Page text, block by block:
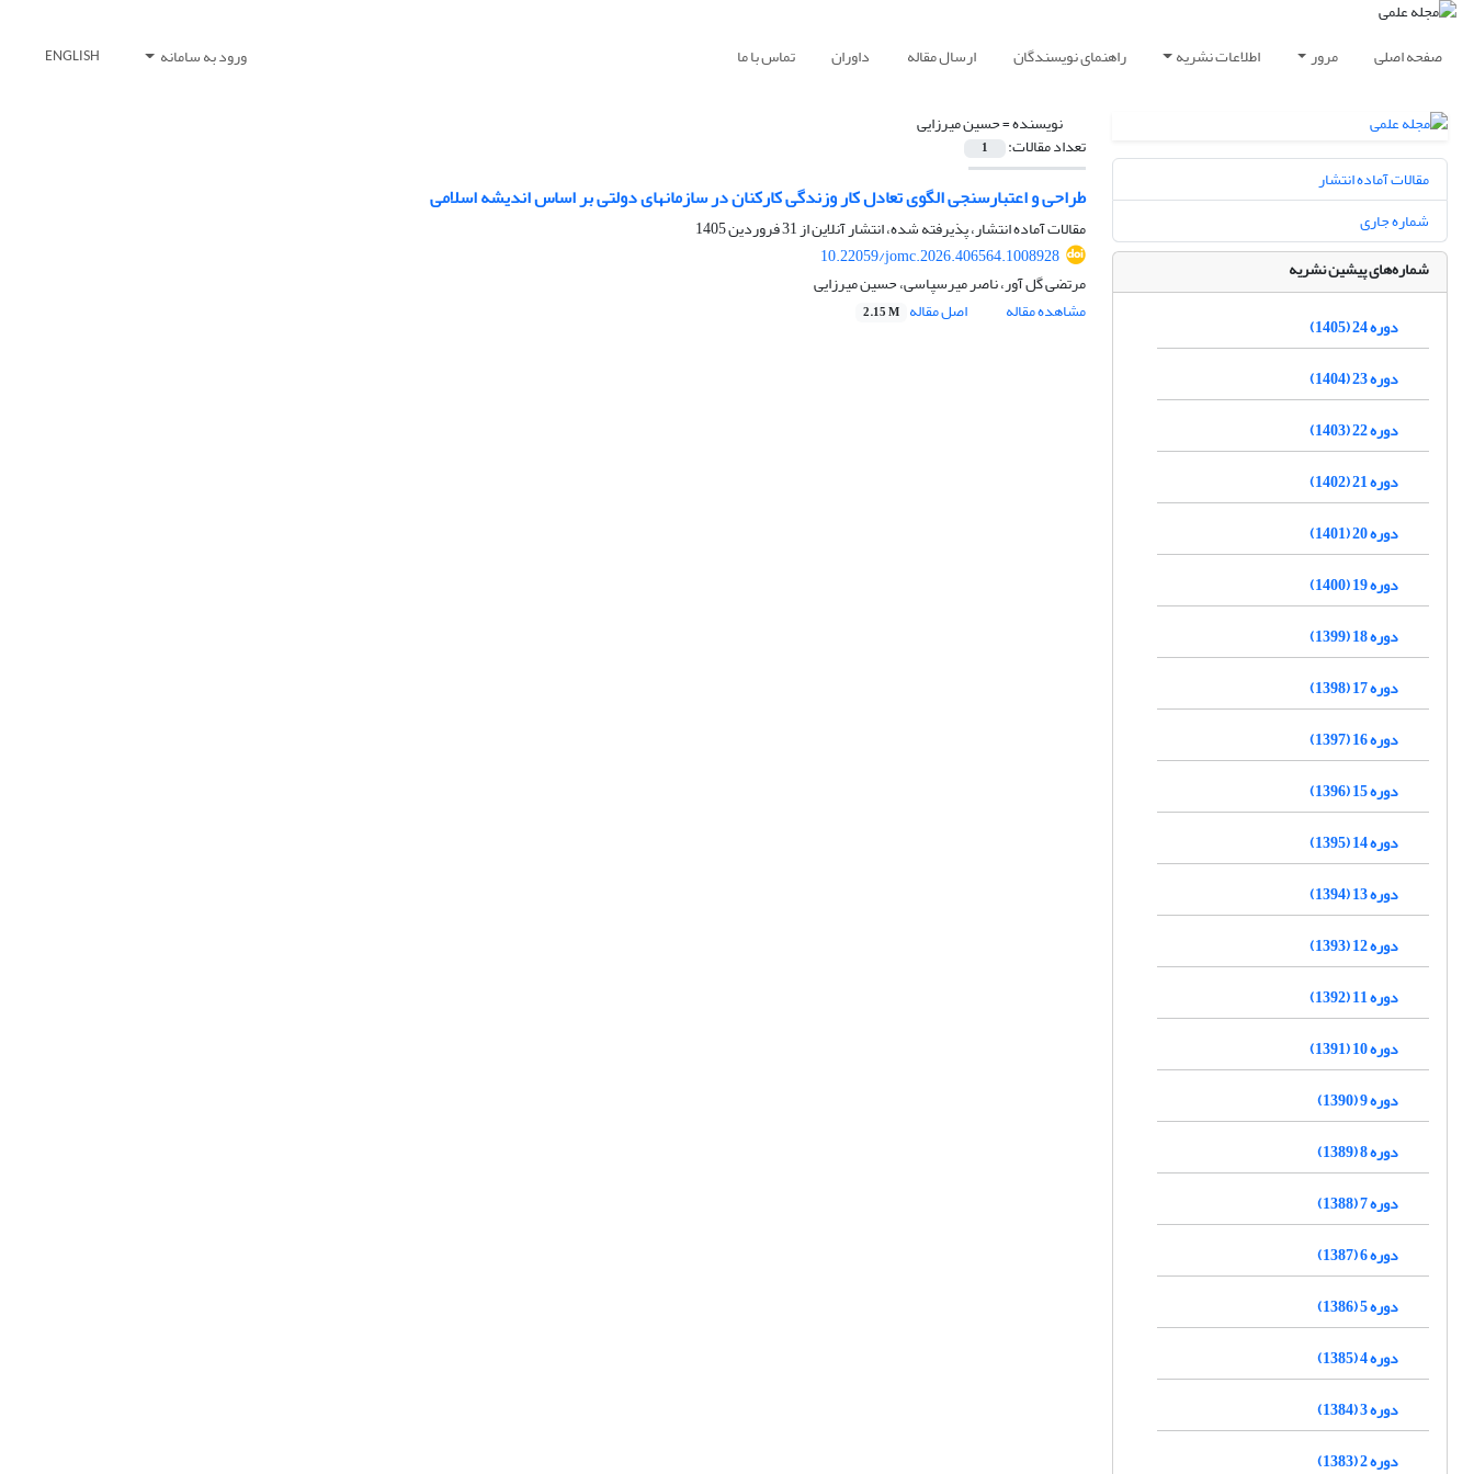
صفحه اصلی مرور اطلاعات نشریه راهنمای نویسندگان ارسال مقاله داوران تماس با ما ورود به سامانه ENGLISH
نویسنده =حسین میرزایی
تعداد مقالات: 1
طراحی و اعتبارسنجی الگوی تعادل کار وزندگی کارکنان در سازمان‎های دولتی بر اساس اندیشه اسلامی
مقالات آماده انتشار، پذیرفته شده، انتشار آنلاین از31 فروردین 1405
10.22059/jomc.2026.406564.1008928
مرتضی گل آور، ناصر میرسپاسی، حسین میرزایی
مشاهده مقاله
اصل مقاله 2.15 M
مقالات آماده انتشار
شماره جاری
شماره‌های پیشین نشریه
دوره 24 (1405)
دوره 23 (1404)
دوره 22 (1403)
دوره 21 (1402)
دوره 20 (1401)
دوره 19 (1400)
دوره 18 (1399)
دوره 17 (1398)
دوره 16 (1397)
دوره 15 (1396)
دوره 14 (1395)
دوره 13 (1394)
دوره 12 (1393)
دوره 11 (1392)
دوره 10 (1391)
دوره 9 (1390)
دوره 8 (1389)
دوره 7 (1388)
دوره 6 (1387)
دوره 5 (1386)
دوره 4 (1385)
دوره 3 (1384)
دوره 2 (1383)